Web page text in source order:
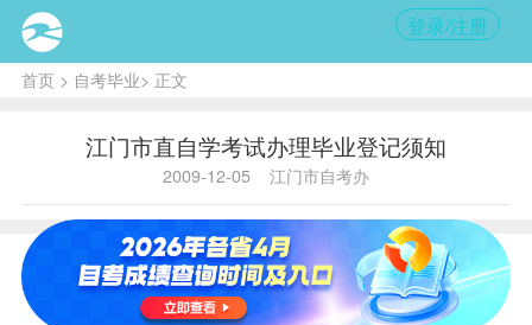
登录/注册
首页> 自考毕业> 正文
江门市直自学考试办理毕业登记须知
2009-12-05 江门市自考办